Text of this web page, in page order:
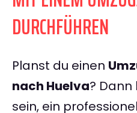
DURCHFÜHREN
Planst du einen
nach Huelva? Dann
sein, ein